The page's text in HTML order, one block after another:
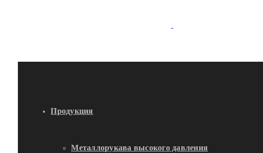
Продукция
Металлорукава высокого давления